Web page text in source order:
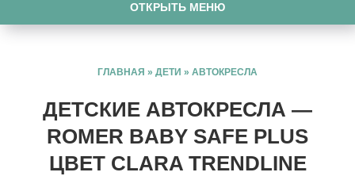
ОТКРЫТЬ МЕНЮ
ГЛАВНАЯ » ДЕТИ » АВТОКРЕСЛА
ДЕТСКИЕ АВТОКРЕСЛА —
ROMER BABY SAFE PLUS
ЦВЕТ CLARA TRENDLINE